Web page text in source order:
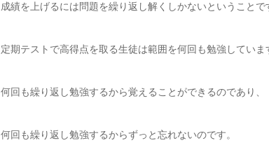
成績を上げるには問題を繰り返し解くしかないということで
定期テストで高得点を取る生徒は範囲を何回も勉強していま
何回も繰り返し勉強するから覚えることができるのであり、
何回も繰り返し勉強するからずっと忘れないのです。